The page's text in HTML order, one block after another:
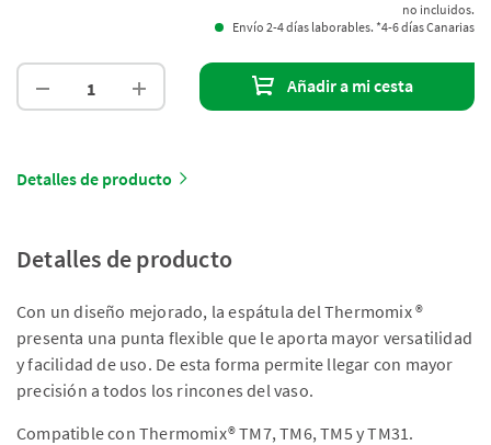
no incluidos.
Envío 2-4 días laborables. *4-6 días Canarias
Añadir a mi cesta
Detalles de producto
Detalles de producto
Con un diseño mejorado, la espátula del Thermomix ®
presenta una punta flexible que le aporta mayor versatilidad
y facilidad de uso. De esta forma permite llegar con mayor
precisión a todos los rincones del vaso.
Compatible con Thermomix® TM7, TM6, TM5 y TM31.